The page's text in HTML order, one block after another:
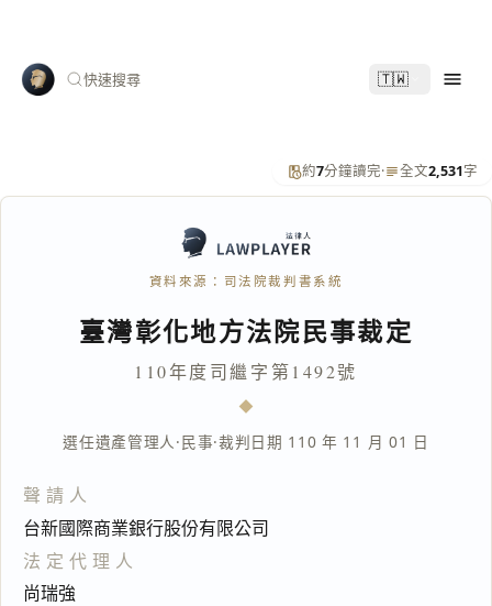
快速搜尋 🇹🇼
約7分鐘讀完· 全文2,531字
資料來源：司法院裁判書系統
臺灣彰化地方法院民事裁定
110年度司繼字第1492號
選任遺產管理人 ·民事·裁判日期 110 年 11 月 01 日
聲請人
台新國際商業銀行股份有限公司
法定代理人
尚瑞強